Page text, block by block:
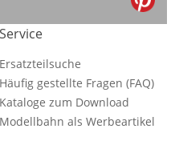
Service
Ersatzteilsuche
Häufig gestellte Fragen (FAQ)
Kataloge zum Download
Modellbahn als Werbeartikel